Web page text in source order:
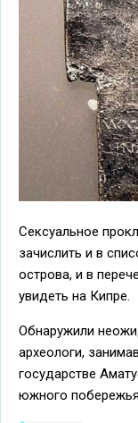
Сексуальное
зачислить и в
острова, и в
увидеть на Кипре.
Обнаружили
археологи,
государстве
южного побережья